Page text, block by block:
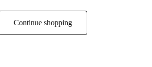
Continue shopping